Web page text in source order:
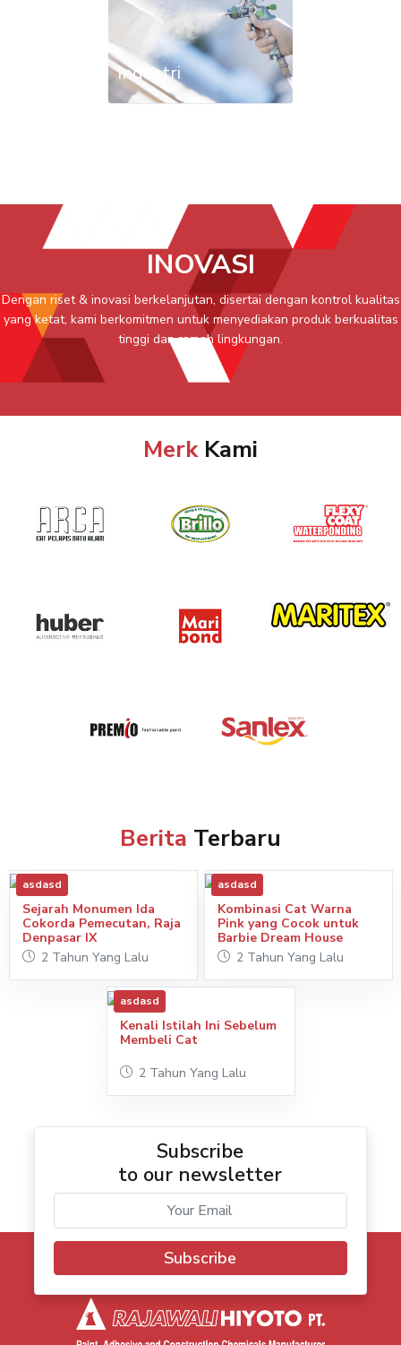
Industri
INOVASI
Dengan riset & inovasi berkelanjutan, disertai dengan kontrol kualitas
yang ketat, kami berkomitmen untuk menyediakan produk berkualitas
tinggi dan ramah lingkungan.
MerkKami
Berita Terbaru
asdasd
Sejarah Monumen Ida
Cokorda Pemecutan, Raja
Denpasar IX
2 Tahun Yang Lalu
asdasd
Kombinasi Cat Warna
Pink yang Cocok untuk
Barbie Dream House
2 Tahun Yang Lalu
asdasd
Kenali Istilah Ini Sebelum
Membeli Cat
2 Tahun Yang Lalu
Subscribe
to our newsletter
Subscribe